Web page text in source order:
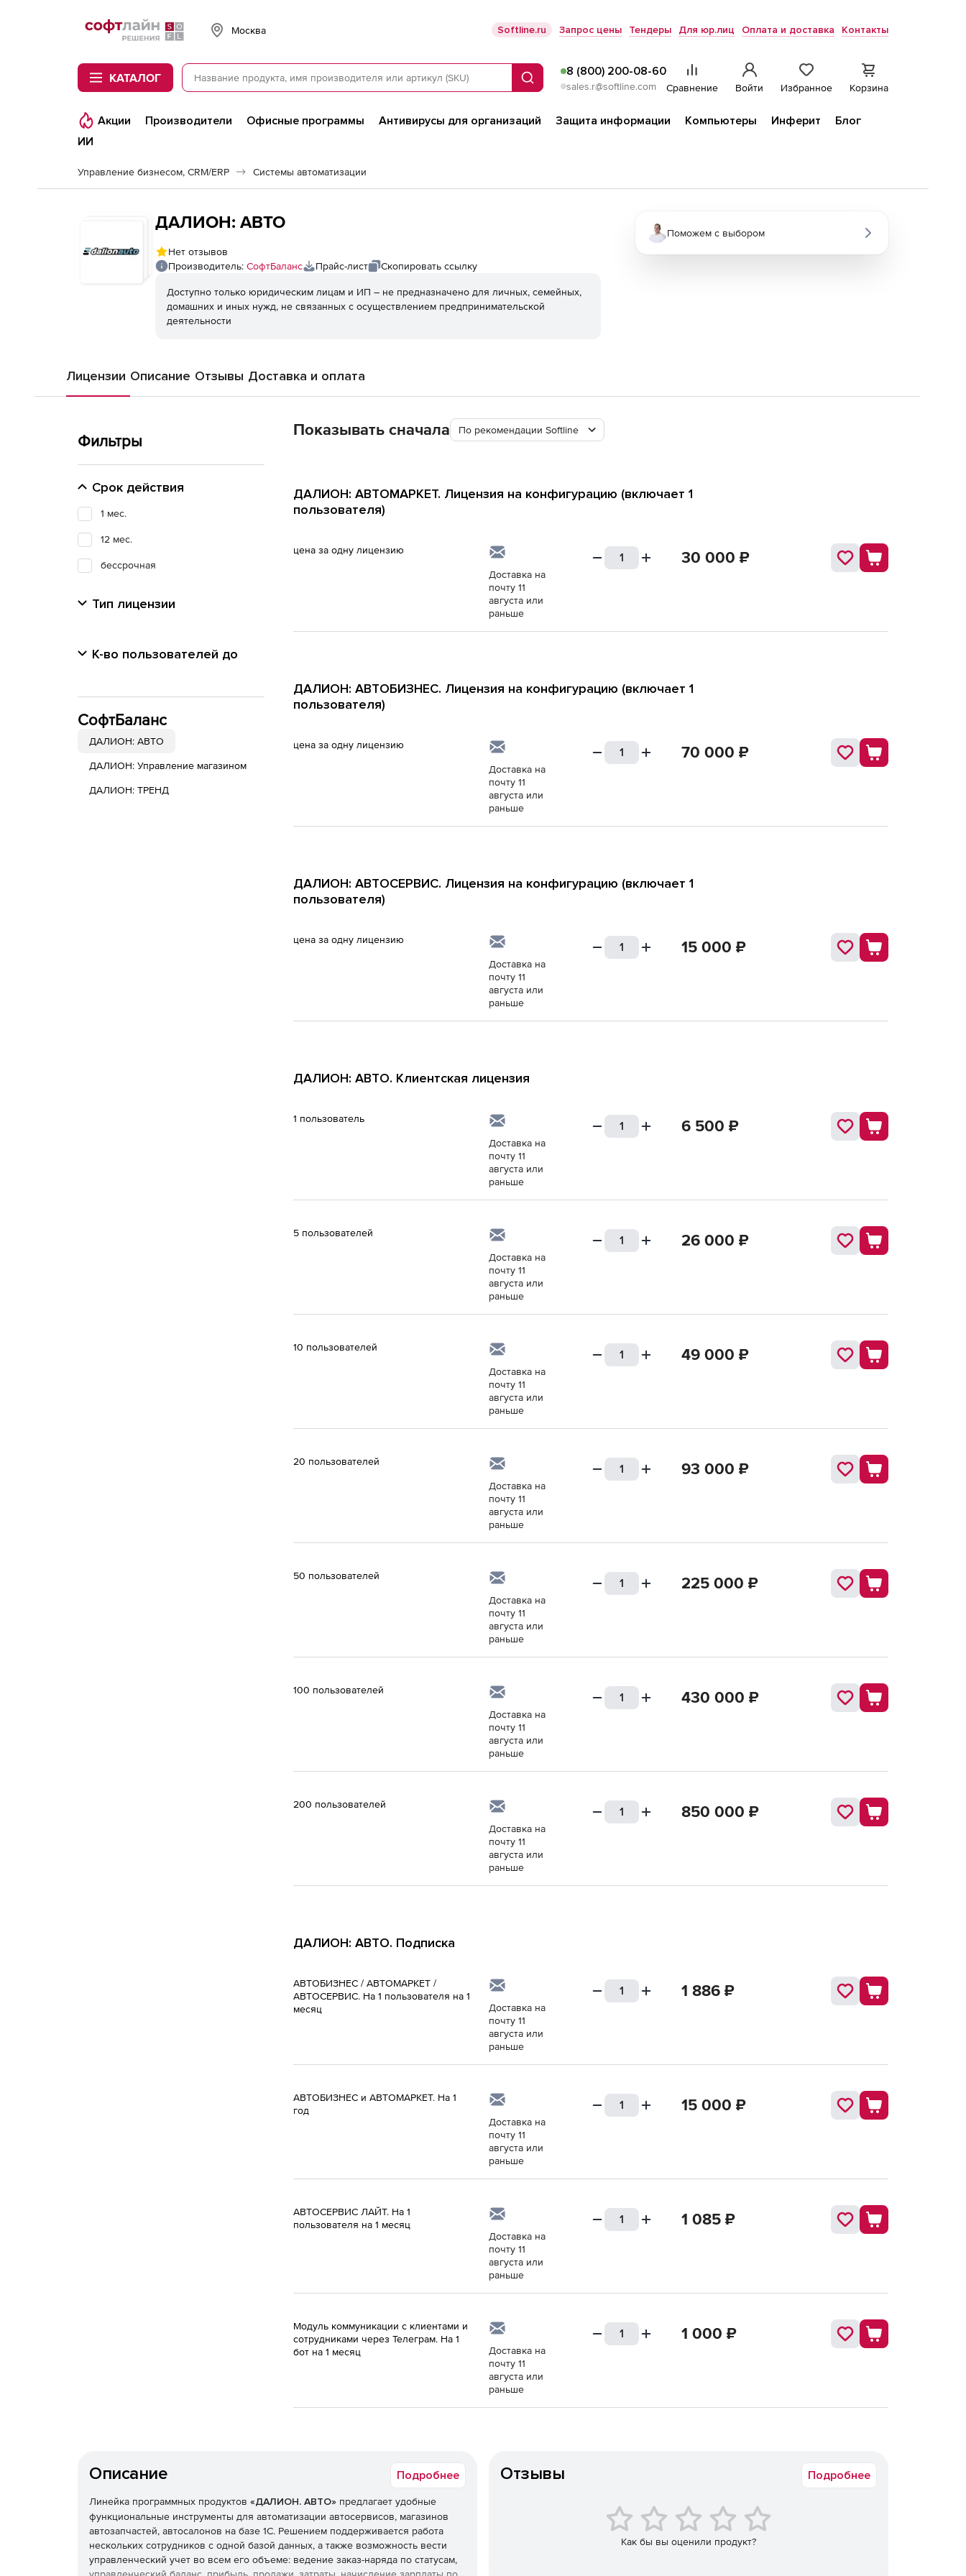
Softline
Москва Softline.ru Запрос цены Тендеры Для юр.лиц Оплата и доставка Контакты
КАТАЛОГ Поиск
8 (800) 200-08-60
sales.r@softline.com Сравнение Войти Избранное Корзина
Акции Производители Офисные программы Антивирусы для организаций Защита информации Компьютеры Инферит
Блог
ИИ
Управление бизнесом, CRM/ERP Системы автоматизации
ДАЛИОН: АВТО
Нет отзывов
Производитель: СофтБаланс Прайс-лист Скопировать ссылку
Доступно только юридическим лицам и ИП – не предназначено для личных, семейных,
домашних и иных нужд, не связанных с осуществлением предпринимательской
деятельности
Поможем с выбором
Лицензии Описание Отзывы Доставка и оплата
Фильтры
Срок действия
1 мес.
12 мес.
бессрочная
Тип лицензии
К-во пользователей до
СофтБаланс
ДАЛИОН: АВТО
ДАЛИОН: Управление магазином
ДАЛИОН: ТРЕНД
Показывать сначала По рекомендации Softline
ДАЛИОН: АВТОМАРКЕТ. Лицензия на конфигурацию (включает 1
пользователя)
цена за одну лицензию
Доставка на
почту 11
августа или
раньше
30 000 ₽
ДАЛИОН: АВТОБИЗНЕС. Лицензия на конфигурацию (включает 1
пользователя)
цена за одну лицензию
Доставка на
почту 11
августа или
раньше
70 000 ₽
ДАЛИОН: АВТОСЕРВИС. Лицензия на конфигурацию (включает 1
пользователя)
цена за одну лицензию
Доставка на
почту 11
августа или
раньше
15 000 ₽
ДАЛИОН: АВТО. Клиентская лицензия
1 пользователь
Доставка на
почту 11
августа или
раньше
6 500 ₽
5 пользователей
Доставка на
почту 11
августа или
раньше
26 000 ₽
10 пользователей
Доставка на
почту 11
августа или
раньше
49 000 ₽
20 пользователей
Доставка на
почту 11
августа или
раньше
93 000 ₽
50 пользователей
Доставка на
почту 11
августа или
раньше
225 000 ₽
100 пользователей
Доставка на
почту 11
августа или
раньше
430 000 ₽
200 пользователей
Доставка на
почту 11
августа или
раньше
850 000 ₽
ДАЛИОН: АВТО. Подписка
АВТОБИЗНЕС / АВТОМАРКЕТ /
АВТОСЕРВИС. На 1 пользователя на 1
месяц
Доставка на
почту 11
августа или
раньше
1 886 ₽
АВТОБИЗНЕС и АВТОМАРКЕТ. На 1
год
Доставка на
почту 11
августа или
раньше
15 000 ₽
АВТОСЕРВИС ЛАЙТ. На 1
пользователя на 1 месяц
Доставка на
почту 11
августа или
раньше
1 085 ₽
Модуль коммуникации с клиентами и
сотрудниками через Телеграм. На 1
бот на 1 месяц
Доставка на
почту 11
августа или
раньше
1 000 ₽
Описание Подробнее
Линейка программных продуктов «ДАЛИОН. АВТО» предлагает удобные
функциональные инструменты для автоматизации автосервисов, магазинов
автозапчастей, автосалонов на базе 1С. Решением поддерживается работа
нескольких сотрудников с одной базой данных, а также возможность вести
управленческий учет во всем его объеме: ведение заказ-наряда по статусам,
Отзывы Подробнее
Как бы вы оценили продукт?